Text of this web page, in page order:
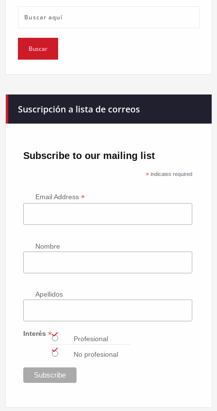
Suscripción a lista de correos
Subscribe to our mailing list
*indicates required
Email Address *
Nombre
Apellidos
Interés *
Profesional
No profesional